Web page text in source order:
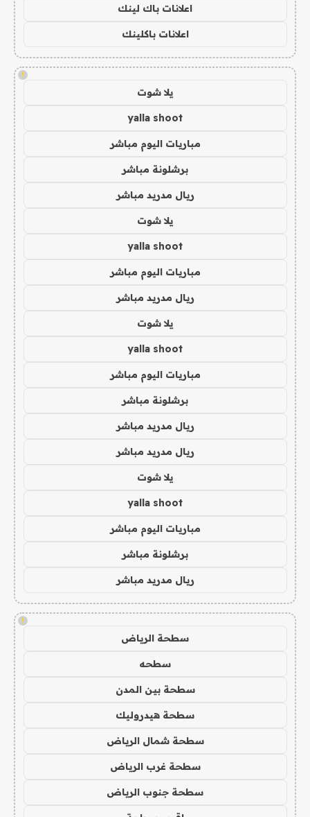
اعلانات باك لينك
اعلانات باكلينك
!
يلا شوت
yalla shoot
مباريات اليوم مباشر
برشلونة مباشر
ريال مدريد مباشر
يلا شوت
yalla shoot
مباريات اليوم مباشر
ريال مدريد مباشر
يلا شوت
yalla shoot
مباريات اليوم مباشر
برشلونة مباشر
ريال مدريد مباشر
ريال مدريد مباشر
يلا شوت
yalla shoot
مباريات اليوم مباشر
برشلونة مباشر
ريال مدريد مباشر
!
سطحة الرياض
سطحه
سطحة بين المدن
سطحة هيدروليك
سطحة شمال الرياض
سطحة غرب الرياض
سطحة جنوب الرياض